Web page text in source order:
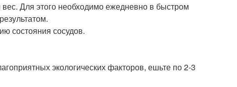
Для этого необходимо ежедневно в быстром
состояния сосудов.
экологических факторов, ешьте по 2-3